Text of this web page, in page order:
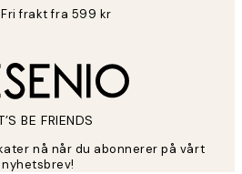
Fri frakt fra 599 kr
BE FRIENDS
nå når du abonnerer på vårt
nyhetsbrev!